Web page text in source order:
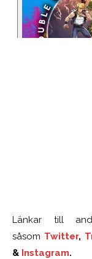
Länkar till
såsom Twitter,
& Instagram.